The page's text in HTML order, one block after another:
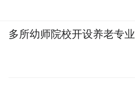
多所幼师院校开设养老专业